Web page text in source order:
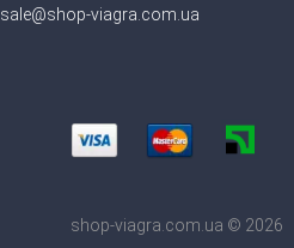
sale@shop-viagra.com.ua
shop-viagra.com.ua © 2026